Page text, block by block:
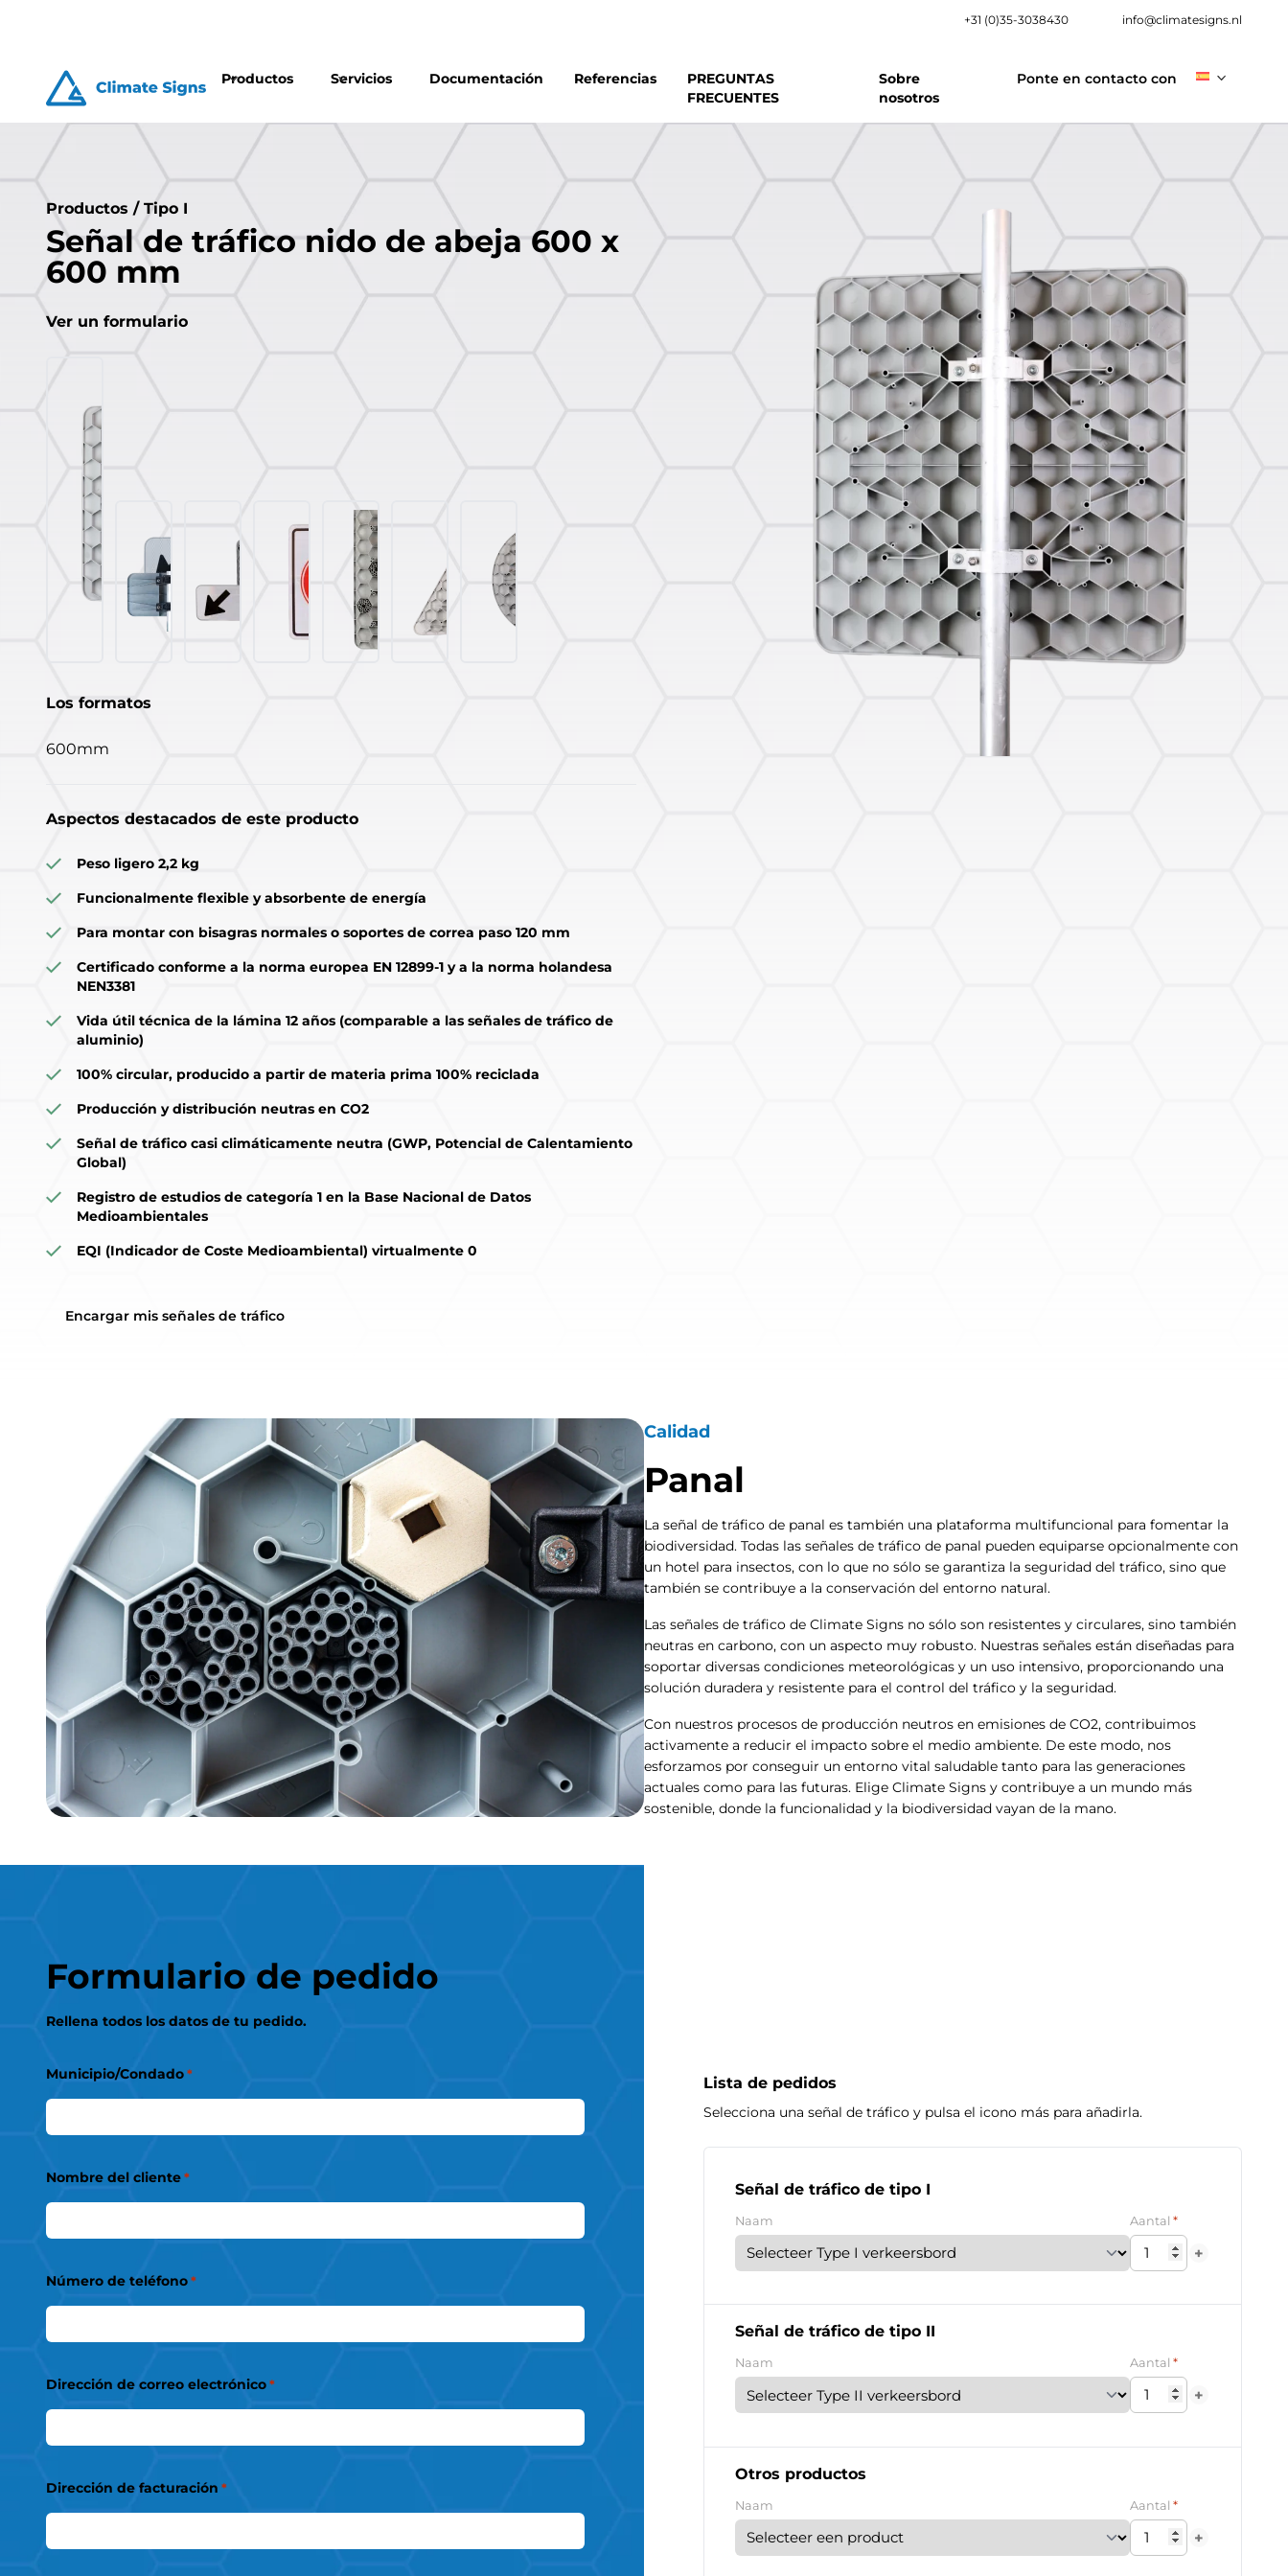
+31 (0)35-3038430 info@climatesigns.nl
Productos Servicios Documentación Referencias
PREGUNTAS
FRECUENTES
Sobre
nosotros
Ponte en contacto con
Productos / Tipo I
Señal de tráfico nido de abeja 600 x
600 mm
Ver un formulario
Los formatos
600mm
Aspectos destacados de este producto
Peso ligero 2,2 kg
Funcionalmente flexible y absorbente de energía
Para montar con bisagras normales o soportes de correa paso 120 mm
Certificado conforme a la norma europea EN 12899-1 y a la norma holandesa
NEN3381
Vida útil técnica de la lámina 12 años (comparable a las señales de tráfico de
aluminio)
100% circular, producido a partir de materia prima 100% reciclada
Producción y distribución neutras en CO2
Señal de tráfico casi climáticamente neutra (GWP, Potencial de Calentamiento
Global)
Registro de estudios de categoría 1 en la Base Nacional de Datos
Medioambientales
EQI (Indicador de Coste Medioambiental) virtualmente 0
Encargar mis señales de tráfico
Calidad
Panal
La señal de tráfico de panal es también una plataforma multifuncional para fomentar la
biodiversidad. Todas las señales de tráfico de panal pueden equiparse opcionalmente con
un hotel para insectos, con lo que no sólo se garantiza la seguridad del tráfico, sino que
también se contribuye a la conservación del entorno natural.
Las señales de tráfico de Climate Signs no sólo son resistentes y circulares, sino también
neutras en carbono, con un aspecto muy robusto. Nuestras señales están diseñadas para
soportar diversas condiciones meteorológicas y un uso intensivo, proporcionando una
solución duradera y resistente para el control del tráfico y la seguridad.
Con nuestros procesos de producción neutros en emisiones de CO2, contribuimos
activamente a reducir el impacto sobre el medio ambiente. De este modo, nos
esforzamos por conseguir un entorno vital saludable tanto para las generaciones
actuales como para las futuras. Elige Climate Signs y contribuye a un mundo más
sostenible, donde la funcionalidad y la biodiversidad vayan de la mano.
Formulario de pedido
Rellena todos los datos de tu pedido.
Municipio/Condado *
Nombre del cliente *
Número de teléfono *
Dirección de correo electrónico *
Dirección de facturación *
Lista de pedidos
Selecciona una señal de tráfico y pulsa el icono más para añadirla.
Señal de tráfico de tipo I
Naam Aantal *
+
Señal de tráfico de tipo II
Naam Aantal *
+
Otros productos
Naam Aantal *
+